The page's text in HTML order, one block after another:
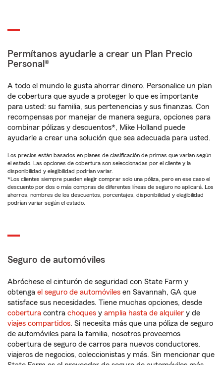
Permítanos ayudarle a crear un Plan Precio
Personal®
A todo el mundo le gusta ahorrar dinero. Personalice un plan
de cobertura que ayude a proteger lo que es importante
para usted: su familia, sus pertenencias y sus finanzas. Con
recompensas por manejar de manera segura, opciones para
combinar pólizas y descuentos*, Mike Holland puede
ayudarle a crear una solución que sea adecuada para usted.
Los precios están basados en planes de clasificación de primas que varían según
el estado. Las opciones de cobertura son seleccionadas por el cliente y la
disponibilidad y elegibilidad podrían variar.
*Los clientes siempre pueden elegir comprar solo una póliza, pero en ese caso el
descuento por dos o más compras de diferentes líneas de seguro no aplicará. Los
ahorros, nombres de los descuentos, porcentajes, disponibilidad y elegibilidad
podrían variar según el estado.
Seguro de automóviles
Abróchese el cinturón de seguridad con State Farm y
obtenga el seguro de automóviles en Savannah, GA que
satisface sus necesidades. Tiene muchas opciones, desde
cobertura contra choques y amplia hasta de alquiler y de
viajes compartidos. Si necesita más que una póliza de seguro
de automóviles para la familia, nosotros proveemos
cobertura de seguro de carros para nuevos conductores,
viajeros de negocios, coleccionistas y más. Sin mencionar que